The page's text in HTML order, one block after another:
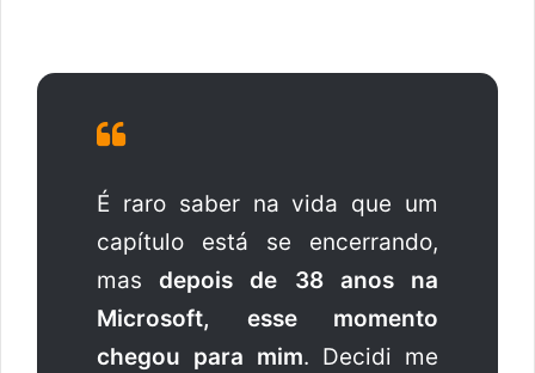
É raro saber na vida que um
capítulo está se encerrando,
masdepois de 38 anos na
Microsoft, esse momento
chegou para mim. Decidi me